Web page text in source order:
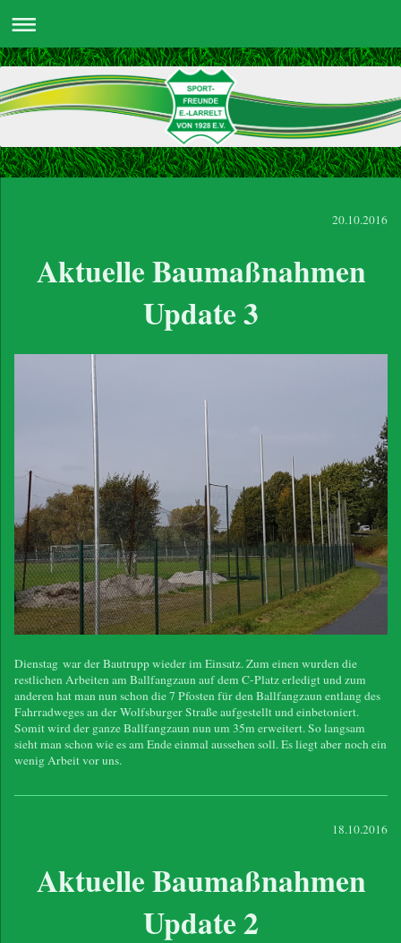
20.10.2016
Aktuelle Baumaßnahmen
Update 3
Dienstag war der Bautrupp wieder im Einsatz. Zum einen wurden die
restlichen Arbeiten am Ballfangzaun auf dem C-Platz erledigt und zum
anderen hat man nun schon die 7 Pfosten für den Ballfangzaun entlang des
Fahrradweges an der Wolfsburger Straße aufgestellt und einbetoniert.
Somit wird der ganze Ballfangzaun nun um 35m erweitert. So langsam
sieht man schon wie es am Ende einmal aussehen soll. Es liegt aber noch ein
wenig Arbeit vor uns.
18.10.2016
Aktuelle Baumaßnahmen
Update 2